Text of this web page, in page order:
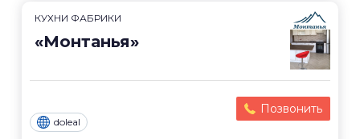
КУХНИ ФАБРИКИ
«Монтанья»
Позвонить
doleal